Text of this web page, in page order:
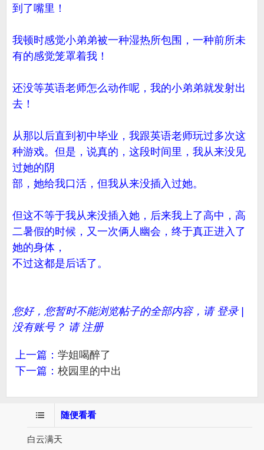
到了嘴里！
我顿时感觉小弟弟被一种湿热所包围，一种前所未
有的感觉笼罩着我！
还没等英语老师怎么动作呢，我的小弟弟就发射出
去！
从那以后直到初中毕业，我跟英语老师玩过多次这
种游戏。但是，说真的，这段时间里，我从来没见
过她的阴
部，她给我口活，但我从来没插入过她。
但这不等于我从来没插入她，后来我上了高中，高
二暑假的时候，又一次俩人幽会，终于真正进入了
她的身体，
不过这都是后话了。
您好，您暂时不能浏览帖子的全部内容，请 登录 |
没有账号？ 请 注册
上一篇： 学姐喝醉了
下一篇： 校园里的中出
随便看看
白云满天